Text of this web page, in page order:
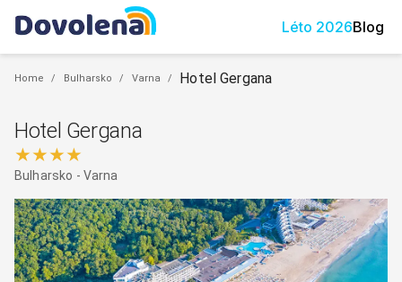
Léto 2026Blog
Home / Bulharsko / Varna / Hotel Gergana
Hotel Gergana
★★★★
Bulharsko - Varna